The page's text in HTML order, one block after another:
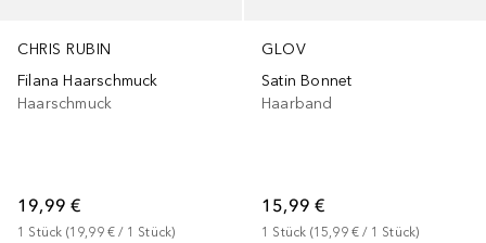
CHRIS RUBIN
Filana Haarschmuck
Haarschmuck
19,99 €
1 Stück (19,99 € / 1 Stück)
GLOV
Satin Bonnet
Haarband
15,99 €
1 Stück (15,99 € / 1 Stück)